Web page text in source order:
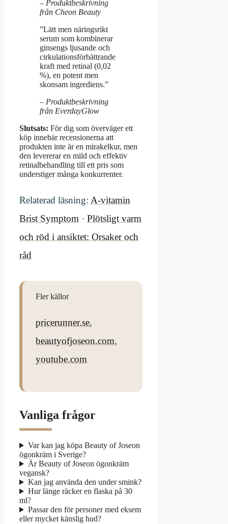
– Produktbeskrivning
från Cheon Beauty
”Lätt men näringsrikt
serum som kombinerar
ginsengs ljusande och
cirkulationsförbättrande
kraft med retinal (0,02
%), en potent men
skonsam ingrediens.”
– Produktbeskrivning
från EverdayGlow
Slutsats: För dig som överväger ett
köp innebär recensionerna att
produkten inte är en mirakelkur, men
den levererar en mild och effektiv
retinalbehandling till ett pris som
understiger många konkurrenter.
Relaterad läsning: A-vitamin
Brist Symptom · Plötsligt varm
och röd i ansiktet: Orsaker och
råd
Fler källor
pricerunner.se,
beautyofjoseon.com,
youtube.com
Vanliga frågor
Var kan jag köpa Beauty of Joseon
ögonkräm i Sverige?
Är Beauty of Joseon ögonkräm
vegansk?
Kan jag använda den under smink?
Hur länge räcker en flaska på 30
ml?
Passar den för personer med eksem
eller mycket känslig hud?